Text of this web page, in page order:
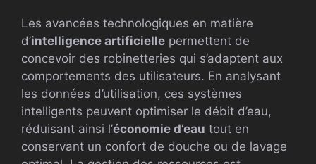
Les avancées technologiques en matière
d’intelligence artificielle permettent de
concevoir des robinetteries qui s’adaptent aux
comportements des utilisateurs. En analysant
les données d’utilisation, ces systèmes
intelligents peuvent optimiser le débit d’eau,
réduisant ainsi l’économie d’eau tout en
conservant un confort de douche ou de lavage